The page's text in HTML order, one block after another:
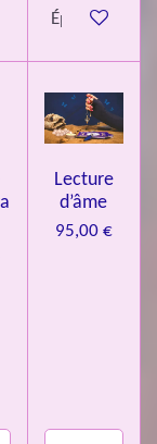
panierÉpuisé
Lecture
d’âme
95,00 €